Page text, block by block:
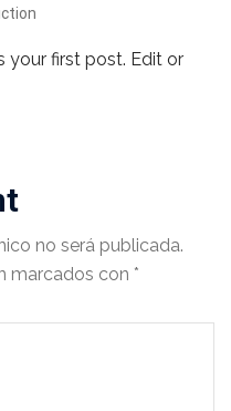
your first post. Edit or
no será publicada.
marcados con *